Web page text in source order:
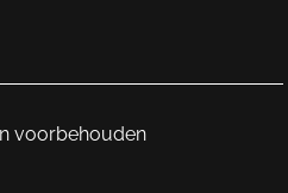
van
van
voorbehouden